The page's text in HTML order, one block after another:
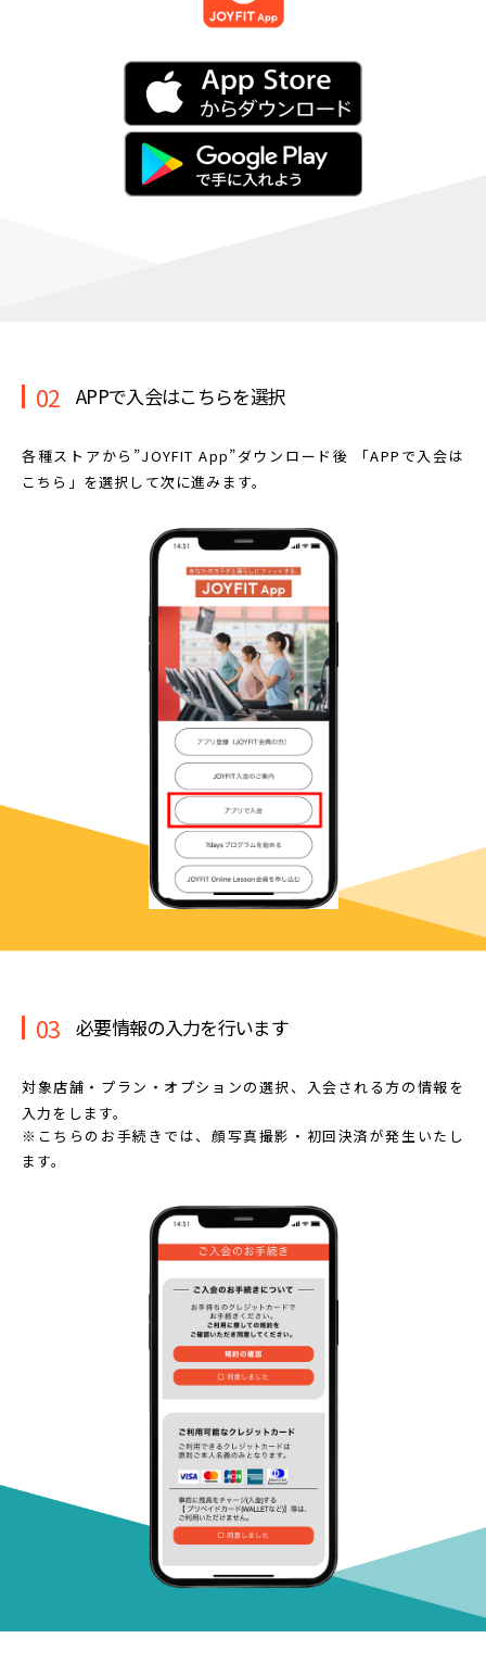
02 APPで入会はこちらを選択
各種ストアから”JOYFIT App”ダウンロード後
「APPで入会は
こちら」を選択して次に進みます。
03 必要情報の入力を行います
対象店舗・プラン・オプションの選択、 入会される方の情報を
入力をします。
※こちらのお手続きでは、顔写真撮影・初回決済が発生いたし
ます。